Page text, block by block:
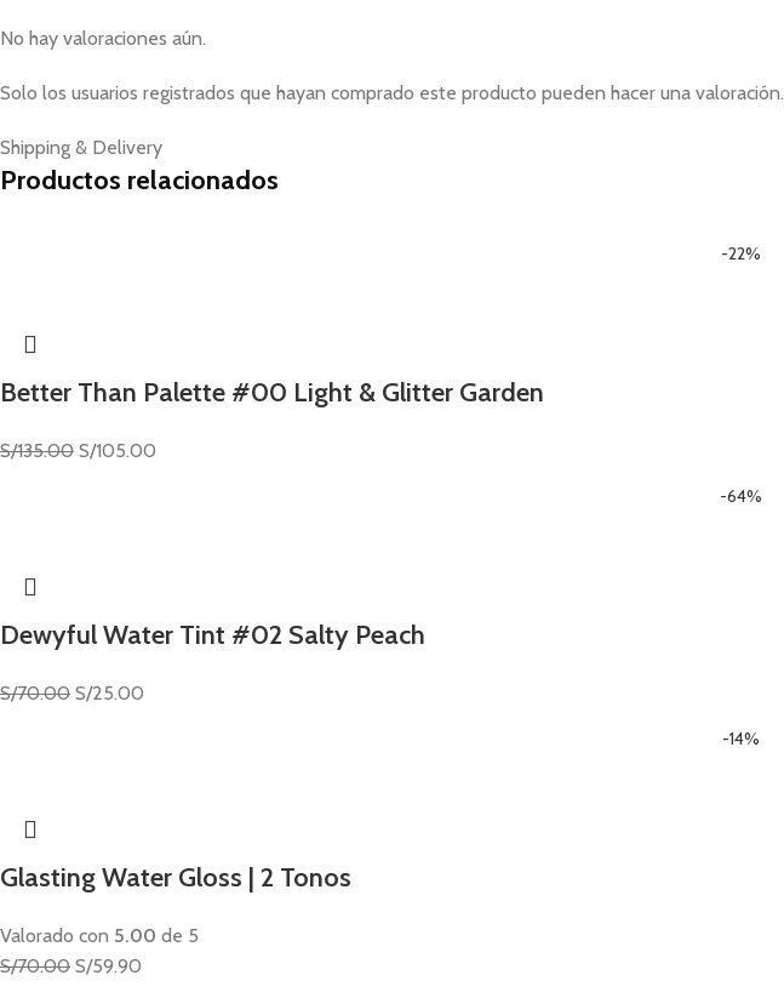
No hay valoraciones aún.
Solo los usuarios registrados que hayan comprado este producto pueden hacer una valoración.
Shipping & Delivery
Productos relacionados
-22%
Better Than Palette #00 Light & Glitter Garden
S/135.00 S/105.00
-64%
Dewyful Water Tint #02 Salty Peach
S/70.00 S/25.00
-14%
Glasting Water Gloss | 2 Tonos
Valorado con 5.00 de 5
S/70.00 S/59.90